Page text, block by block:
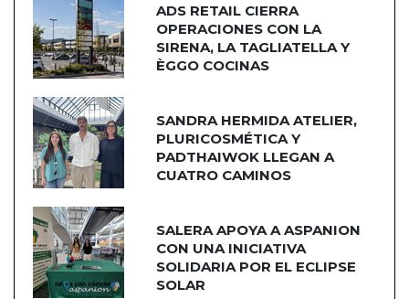
ADS RETAIL CIERRA
OPERACIONES CON LA
SIRENA, LA TAGLIATELLA Y
ÈGGO COCINAS
SANDRA HERMIDA ATELIER,
PLURICOSMÉTICA Y
PADTHAIWOK LLEGAN A
CUATRO CAMINOS
SALERA APOYA A ASPANION
CON UNA INICIATIVA
SOLIDARIA POR EL ECLIPSE
SOLAR